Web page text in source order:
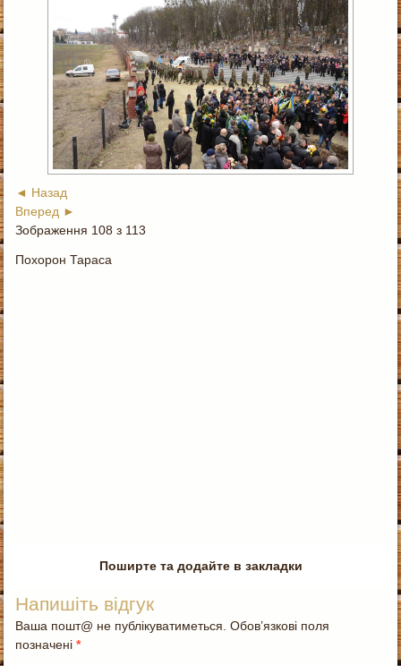
◄ Назад
Вперед ►
Зображення 108 з 113
Похорон Тараса
Поширте та додайте в закладки
Напишіть відгук
Ваша пошт@ не публікуватиметься. Обов’язкові поля
позначені*